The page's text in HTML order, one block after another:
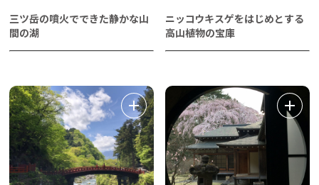
三ツ岳の噴火でできた静かな山
間の湖
ニッコウキスゲをはじめとする
高山植物の宝庫